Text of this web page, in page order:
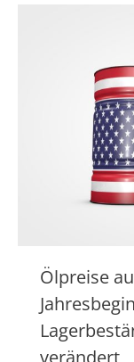
Ölpreise